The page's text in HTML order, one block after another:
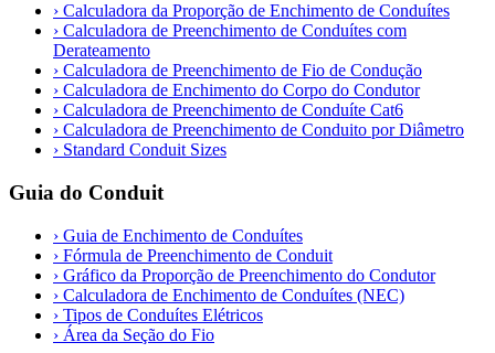
› Calculadora da Proporção de Enchimento de Conduítes
› Calculadora de Preenchimento de Conduítes com
Derateamento
› Calculadora de Preenchimento de Fio de Condução
› Calculadora de Enchimento do Corpo do Condutor
› Calculadora de Preenchimento de Conduíte Cat6
› Calculadora de Preenchimento de Conduito por Diâmetro
› Standard Conduit Sizes
Guia do Conduit
› Guia de Enchimento de Conduítes
› Fórmula de Preenchimento de Conduit
› Gráfico da Proporção de Preenchimento do Condutor
› Calculadora de Enchimento de Conduítes (NEC)
› Tipos de Conduítes Elétricos
› Área da Seção do Fio